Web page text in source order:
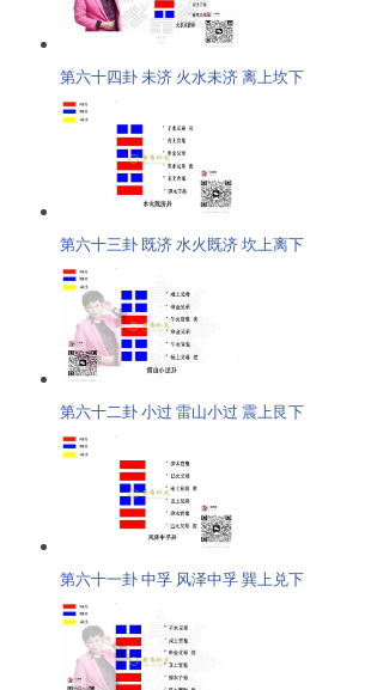
第六十四卦 未济 火水未济 离上坎下
第六十三卦 既济 水火既济 坎上离下
第六十二卦 小过 雷山小过 震上艮下
第六十一卦 中孚 风泽中孚 巽上兑下